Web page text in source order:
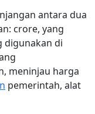
antara dua
crore, yang
digunakan di
meninjau harga
pemerintah, alat